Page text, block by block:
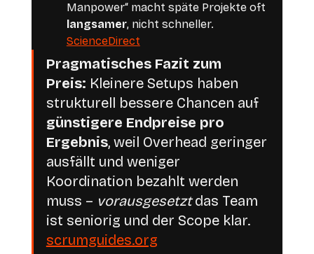
Manpower“ macht späte Projekte oft
langsamer, nicht schneller.
ScienceDirect
Pragmatisches Fazit zum
Preis: Kleinere Setups haben
strukturell bessere Chancen auf
günstigere Endpreise pro
Ergebnis, weil Overhead geringer
ausfällt und weniger
Koordination bezahlt werden
muss – vorausgesetzt das Team
ist seniorig und der Scope klar.
scrumguides.org